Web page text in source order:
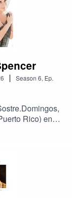
| Season 6, Ep.
Rico) en
Station, San
cwa/index.cfm
de Joe
Rachel